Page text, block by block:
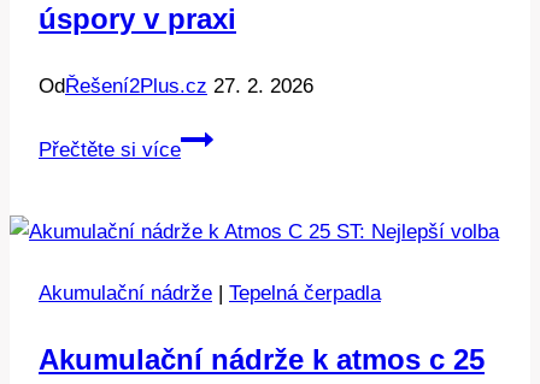
úspory v praxi
OdŘešení2Plus.cz 27. 2. 2026
Přečtěte si více
Příkon
Efektivita
úspory
praxi
Akumulační nádrže | Tepelná čerpadla
Akumulační nádrže k atmos c 25